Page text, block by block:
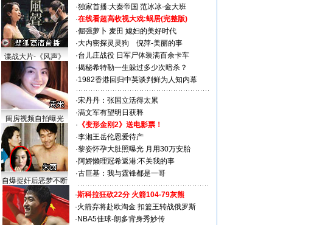
谍战大片-《风声》
闺房视频自拍曝光
自爆捉奸后恶梦不断
·独家首播:大秦帝国 范冰冰-金大班
·在线看超高收视大戏:蜗居(完整版)
·倔强萝卜 麦田 媳妇的美好时代
·大内密探灵灵狗
倪萍-美丽的事
·台儿庄战役 日军尸体装满百余卡车
·揭秘希特勒一生躲过多少次暗杀？
·1982香港回归中英谈判鲜为人知内幕
·宋丹丹：张国立活得太累
·满文军有望明日获释
· 《变形金刚2》送电影票！
·李湘王岳伦恩爱待产
·黎姿怀孕大肚照曝光 月用30万安胎
·阿娇懒理冠希返港:不关我的事
·古巨基：我与霆锋都是一哥
·斯科拉狂砍22分 火箭104-79灰熊
·火箭弃将赴欧淘金 扣篮王转战俄罗斯
· NBA5佳球-朗多背身秀妙传